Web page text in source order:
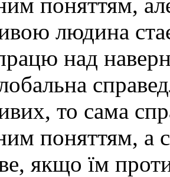
людина
над
то сама
поняттям, а
якщо їм